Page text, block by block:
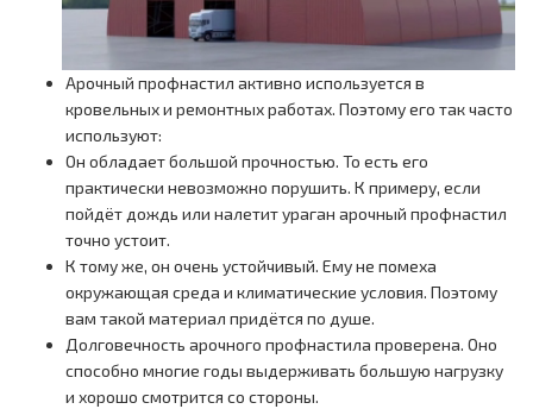
Арочный профнастил активно используется в
кровельных и ремонтных работах. Поэтому его так часто
используют:
Он обладает большой прочностью. То есть его
практически невозможно порушить. К примеру, если
пойдёт дождь или налетит ураган арочный профнастил
точно устоит.
К тому же, он очень устойчивый. Ему не помеха
окружающая среда и климатические условия. Поэтому
вам такой материал придётся по душе.
Долговечность арочного профнастила проверена. Оно
способно многие годы выдерживать большую нагрузку
и хорошо смотрится со стороны.